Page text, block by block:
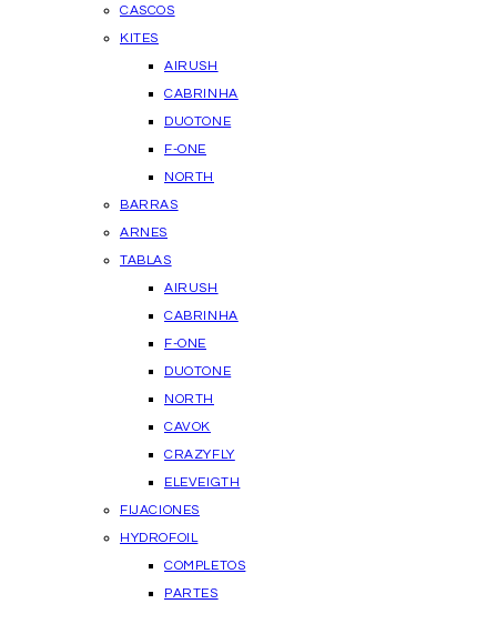
CASCOS
KITES
AIRUSH
CABRINHA
DUOTONE
F-ONE
NORTH
BARRAS
ARNES
TABLAS
AIRUSH
CABRINHA
F-ONE
DUOTONE
NORTH
CAVOK
CRAZYFLY
ELEVEIGTH
FIJACIONES
HYDROFOIL
COMPLETOS
PARTES